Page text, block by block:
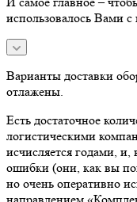
использовалось Вами
Варианты доставки
отлажены.
Есть достаточное
логистическими
исчисляется годами,
ошибки (они, как вы
но очень оперативно